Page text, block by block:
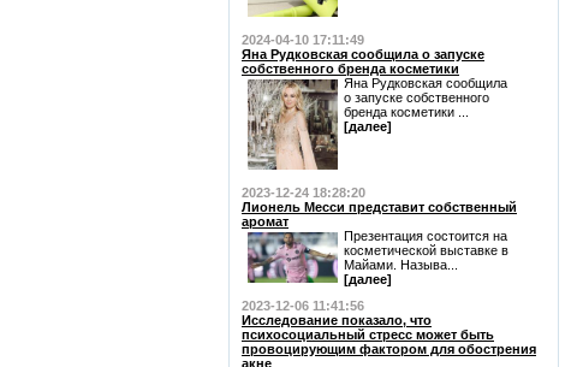
2024-04-10 17:11:49
Яна Рудковская сообщила о запуске
собственного бренда косметики
Яна Рудковская сообщила
о запуске собственного
бренда косметики ...
[далее]
2023-12-24 18:28:20
Лионель Месси представит собственный
аромат
Презентация состоится на
косметической выставке в
Майами. Называ...
[далее]
2023-12-06 11:41:56
Исследование показало, что
психосоциальный стресс может быть
провоцирующим фактором для обострения
акне